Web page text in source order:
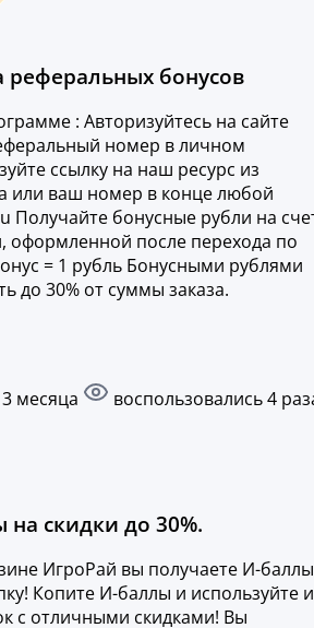
реферальных бонусов
: Авторизуйтесь на сайте
номер в личном
ссылку на наш ресурс из
или ваш номер в конце любой
Получайте бонусные рубли на
оформленной после перехода по
= 1 рубль Бонусными рублями
до 30% от суммы заказа.
месяца
воспользовались 4
скидки до 30%.
ИгроРай вы получаете И-баллы
Копите И-баллы и используйте
с отличными скидками! Вы